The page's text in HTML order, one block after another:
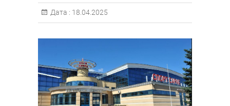
Дата : 18.04.2025